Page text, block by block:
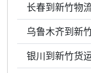
长春到新竹物
银川到新竹货